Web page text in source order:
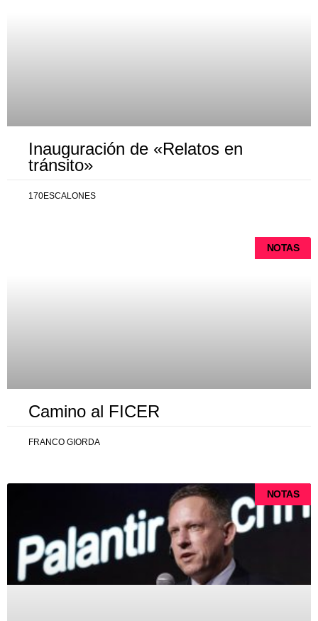
Inauguración de «Relatos en
tránsito»
170ESCALONES
NOTAS
Camino al FICER
FRANCO GIORDA
NOTAS